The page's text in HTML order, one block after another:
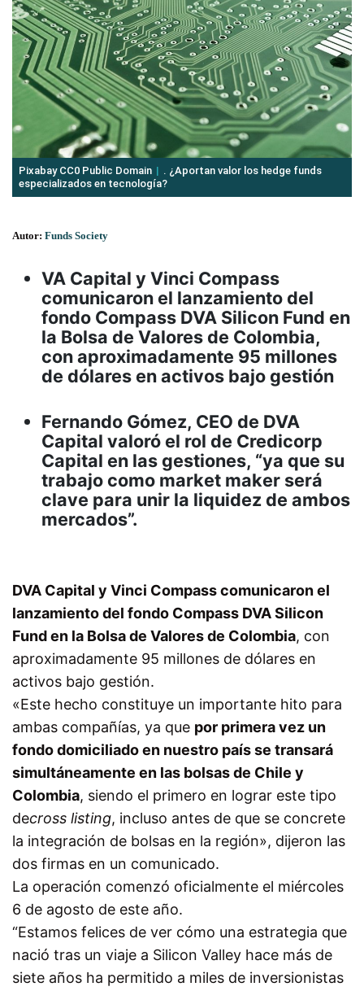
Pixabay CC0 Public Domain
. ¿Aportan valor los hedge funds
especializados en tecnología?
Autor: Funds Society
VA Capital y Vinci Compass
comunicaron el lanzamiento del
fondo Compass DVA Silicon Fund en
la Bolsa de Valores de Colombia,
con aproximadamente 95 millones
de dólares en activos bajo gestión
Fernando Gómez, CEO de DVA
Capital valoró el rol de Credicorp
Capital en las gestiones, “ya que su
trabajo como market maker será
clave para unir la liquidez de ambos
mercados”.
DVA Capital y Vinci Compass comunicaron el
lanzamiento del fondo Compass DVA Silicon
Fund en la Bolsa de Valores de Colombia, con
aproximadamente 95 millones de dólares en
activos bajo gestión.
«Este hecho constituye un importante hito para
ambas compañías, ya que por primera vez un
fondo domiciliado en nuestro país se transará
simultáneamente en las bolsas de Chile y
Colombia, siendo el primero en lograr este tipo
decross listing, incluso antes de que se concrete
la integración de bolsas en la región», dijeron las
dos firmas en un comunicado.
La operación comenzó oficialmente el miércoles
6 de agosto de este año.
“Estamos felices de ver cómo una estrategia que
nació tras un viaje a Silicon Valley hace más de
siete años ha permitido a miles de inversionistas